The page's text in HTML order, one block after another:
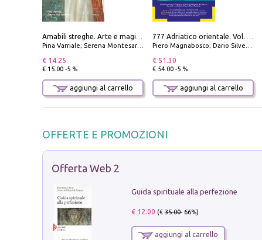
Pina Varriale; Serena Montesarchio
€ 14.25
€ 15.00 -5 %
aggiungi al carrello
Piero Magnabosco; Dario Silvestro; Marco Sbrizzi
€ 51.30
€ 54.00 -5 %
aggiungi al carrello
OFFERTE E PROMOZIONI
Offerta Web 2
Guida spirituale alla perfezione
€ 12.00 (€35.00- 66%)
aggiungi al carrello